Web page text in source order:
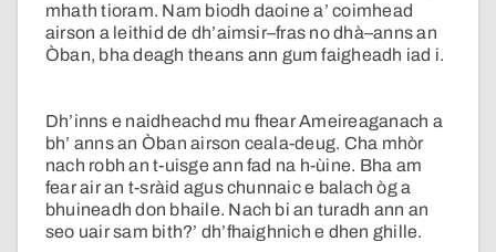
mhath tioram. Nam biodh daoine a’ coimhead
airson a leithid de dh’aimsir–fras no dhà–anns an
Òban, bha deagh theans ann gum faigheadh iad i.
Dh’inns e naidheachd mu fhear Ameireaganach a
bh’ anns an Òban airson ceala-deug. Cha mhòr
nach robh an t-uisge ann fad na h-ùine. Bha am
fear air an t-sràid agus chunnaic e balach òg a
bhuineadh don bhaile. Nach bi an turadh ann an
seo uair sam bith?’ dh’fhaighnich e dhen ghille.